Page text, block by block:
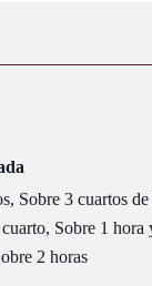
Sobre 3 cuartos de
Sobre 1 hora
2 horas